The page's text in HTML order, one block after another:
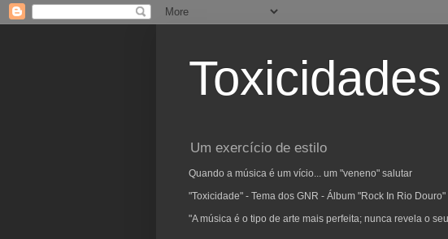
Toxicidades
Um exercício de estilo
Quando a música é um vício... um "veneno" salutar
"Toxicidade" - Tema dos GNR - Álbum "Rock In Rio Douro"
"A música é o tipo de arte mais perfeita; nunca revela o